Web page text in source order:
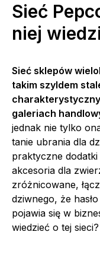
Sieć
niej
Sieć sklepów
takim szyldem
galeriach
jednak nie tylko
tanie ubrania dla
praktyczne
akcesoria dla
zróżnicowane,
dziwnego, że
pojawia się w
wiedzieć o tej sieci?